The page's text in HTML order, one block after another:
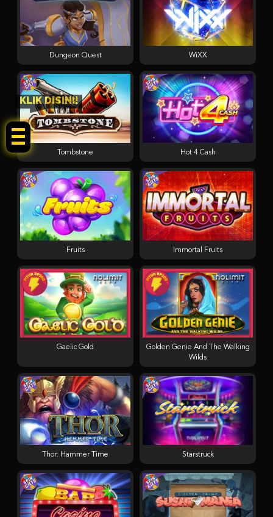
KLIK DISINI!
Starstruck
Golden Genie And The Walking
Wilds
Immortal Fruits
Dungeon Quest WiXX
Fruits
Hot 4 Cash
Tombstone
Gaelic Gold
Thor: Hammer Time